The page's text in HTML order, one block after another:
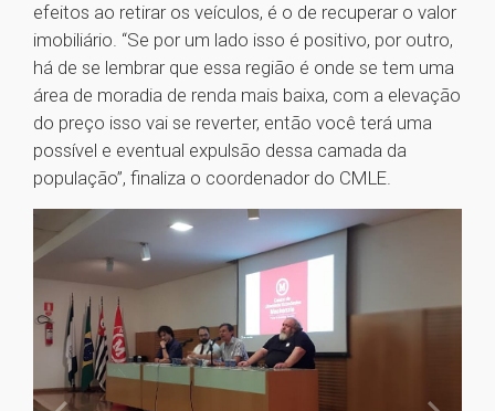
efeitos ao retirar os veículos, é o de recuperar o valor
imobiliário. “Se por um lado isso é positivo, por outro,
há de se lembrar que essa região é onde se tem uma
área de moradia de renda mais baixa, com a elevação
do preço isso vai se reverter, então você terá uma
possível e eventual expulsão dessa camada da
população”, finaliza o coordenador do CMLE.